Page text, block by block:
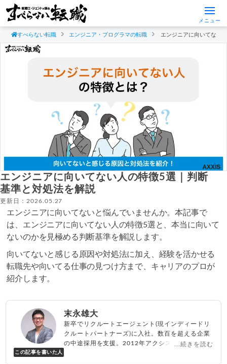
メニュー
すべらない転職 エンジニア・プログラマの転職 エンジニアに向いてない
エンジニアに向いてない人の特徴5選｜判断
基準と対処法を解説
更新日：2026.05.27
エンジニアに向いてないと悩んでいませんか。本記事で
は、エンジニアに向いてない人の特徴5選と、本当に向いて
ないのかを見極める判断基準を解説します。
向いてないと感じる原因や対処法に加え、経験を活かせる
転職先や向いてる仕事の見つけ方まで、キャリアのプロが
紹介します。
この記事を書いた人
末永雄大
新卒でリクルートエージェント(現インディードリ
クルートパートナーズ)に入社。数百を超える企業
の中途採用を支援。2012年アクシス(株)設立、代
...続きを読む